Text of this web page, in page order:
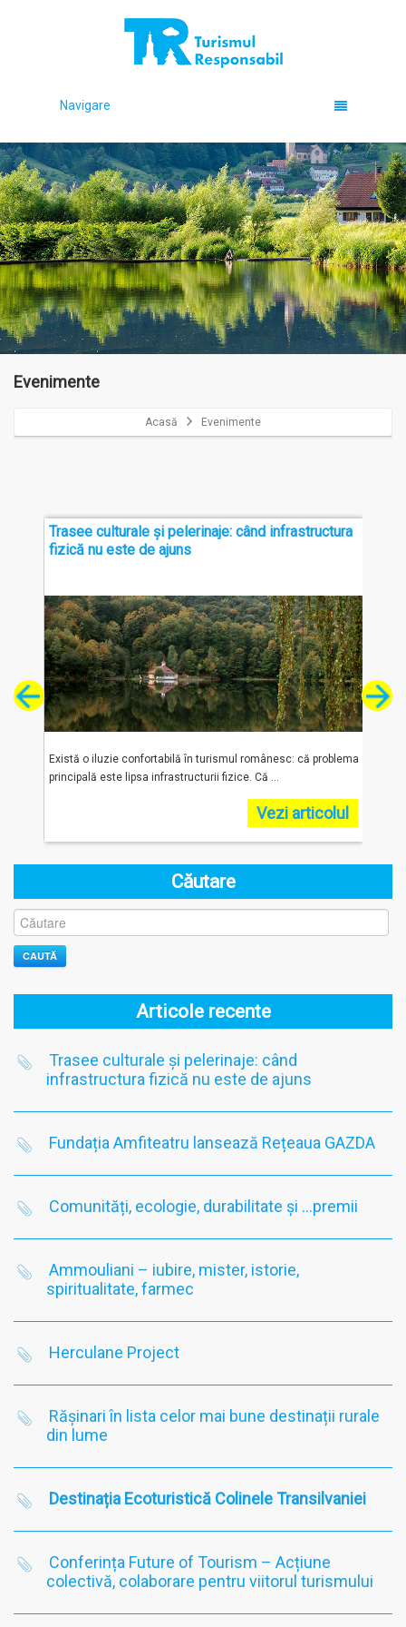
Navigare
Evenimente
Acasă Evenimente
Trasee culturale și pelerinaje: când infrastructura
fizică nu este de ajuns
Există o iluzie confortabilă în turismul românesc: că problema
principală este lipsa infrastructurii fizice. Că ...
Vezi articolul
Căutare
CAUTĂ
Articole recente
Trasee culturale și pelerinaje: când
infrastructura fizică nu este de ajuns
Fundația Amfiteatru lansează Rețeaua GAZDA
Comunități, ecologie, durabilitate și …premii
Ammouliani – iubire, mister, istorie,
spiritualitate, farmec
Herculane Project
Rășinari în lista celor mai bune destinații rurale
din lume
Destinația Ecoturistică Colinele Transilvaniei
Conferința Future of Tourism – Acțiune
colectivă, colaborare pentru viitorul turismului